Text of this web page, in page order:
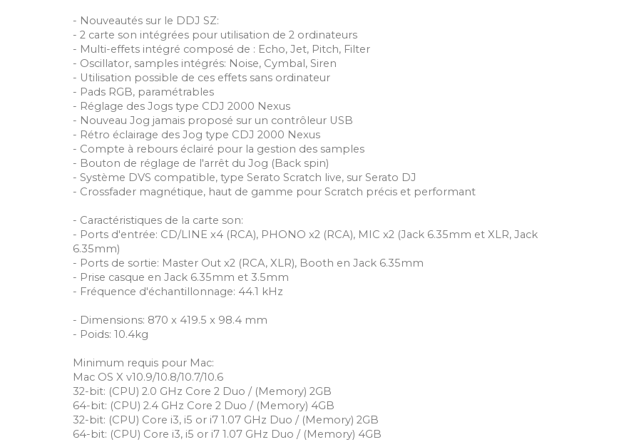
- Nouveautés sur le DDJ SZ:
- 2 carte son intégrées pour utilisation de 2 ordinateurs
- Multi-effets intégré composé de : Echo, Jet, Pitch, Filter
- Oscillator, samples intégrés: Noise, Cymbal, Siren
- Utilisation possible de ces effets sans ordinateur
- Pads RGB, paramétrables
- Réglage des Jogs type CDJ 2000 Nexus
- Nouveau Jog jamais proposé sur un contrôleur USB
- Rétro éclairage des Jog type CDJ 2000 Nexus
- Compte à rebours éclairé pour la gestion des samples
- Bouton de réglage de l'arrêt du Jog (Back spin)
- Système DVS compatible, type Serato Scratch live, sur Serato DJ
- Crossfader magnétique, haut de gamme pour Scratch précis et performant
- Caractéristiques de la carte son:
- Ports d'entrée: CD/LINE x4 (RCA), PHONO x2 (RCA), MIC x2 (Jack 6.35mm et XLR, Jack
6.35mm)
- Ports de sortie: Master Out x2 (RCA, XLR), Booth en Jack 6.35mm
- Prise casque en Jack 6.35mm et 3.5mm
- Fréquence d'échantillonnage: 44.1 kHz
- Dimensions: 870 x 419.5 x 98.4 mm
- Poids: 10.4kg
Minimum requis pour Mac:
Mac OS X v10.9/10.8/10.7/10.6
32-bit: (CPU) 2.0 GHz Core 2 Duo / (Memory) 2GB
64-bit: (CPU) 2.4 GHz Core 2 Duo / (Memory) 4GB
32-bit: (CPU) Core i3, i5 or i7 1.07 GHz Duo / (Memory) 2GB
64-bit: (CPU) Core i3, i5 or i7 1.07 GHz Duo / (Memory) 4GB